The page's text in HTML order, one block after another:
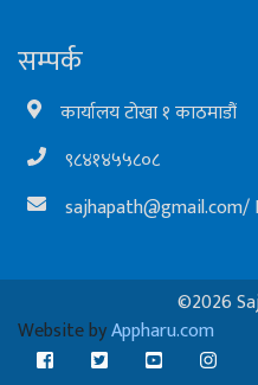
सम्पर्क
कार्यालय टोखा १ काठमाडौं
९८४१४५५८०८
sajhapath@gmail.com/
©2026
Website byAppharu.com